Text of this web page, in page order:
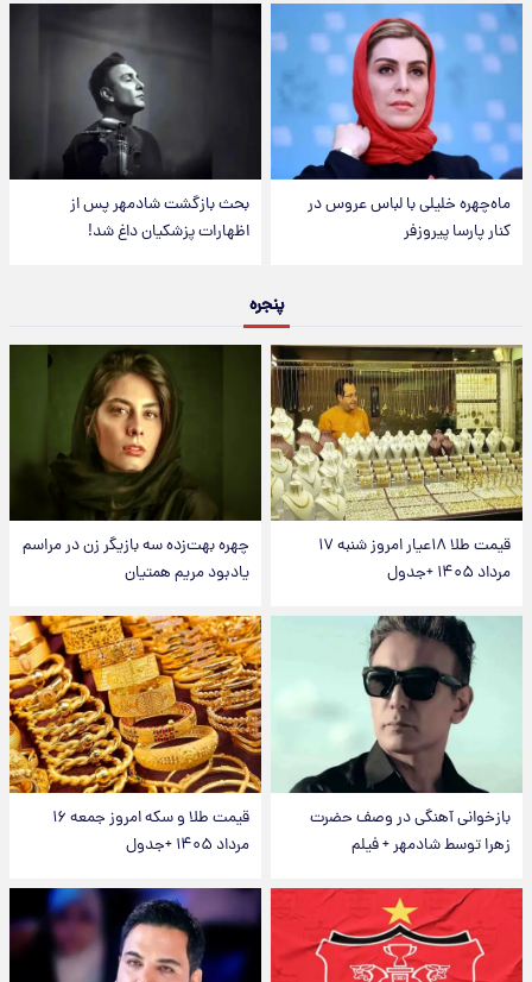
ماه‌چهره خلیلی با لباس عروس در
کنار پارسا پیروزفر
بحث بازگشت شادمهر پس از
اظهارات پزشکیان داغ شد!
پنجره
قیمت طلا ۱۸عیار امروز شنبه ۱۷
مرداد ۱۴۰۵ +جدول
چهره بهت‌زده سه بازیگر زن در مراسم
یادبود مریم همتیان
بازخوانی آهنگی در وصف حضرت
زهرا توسط شادمهر + فیلم
قیمت طلا و سکه امروز جمعه ۱۶
مرداد ۱۴۰۵ +جدول